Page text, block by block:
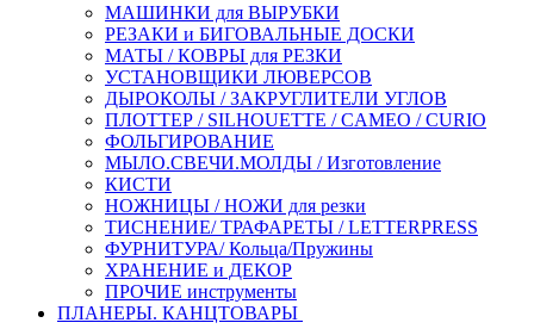
МАШИНКИ для ВЫРУБКИ
РЕЗАКИ и БИГОВАЛЬНЫЕ ДОСКИ
МАТЫ / КОВРЫ для РЕЗКИ
УСТАНОВЩИКИ ЛЮВЕРСОВ
ДЫРОКОЛЫ / ЗАКРУГЛИТЕЛИ УГЛОВ
ПЛОТТЕР / SILHOUETTE / CAMEO / CURIO
ФОЛЬГИРОВАНИЕ
МЫЛО.СВЕЧИ.МОЛДЫ / Изготовление
КИСТИ
НОЖНИЦЫ / НОЖИ для резки
ТИСНЕНИЕ/ ТРАФАРЕТЫ / LETTERPRESS
ФУРНИТУРА/ Кольца/Пружины
ХРАНЕНИЕ и ДЕКОР
ПРОЧИЕ инструменты
ПЛАНЕРЫ. КАНЦТОВАРЫ